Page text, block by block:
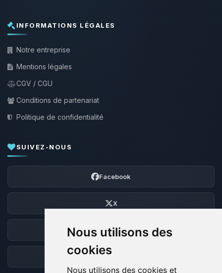
Nous utilisons des
cookies
Nous utilisons des cookies et
INFORMATIONS LÉGALES
Notre entreprise
Mentions légales
CGV / CGU
Conditions de partenariat
Politique de confidentialité
SUIVEZ-NOUS
Facebook
X
Discord
Forum